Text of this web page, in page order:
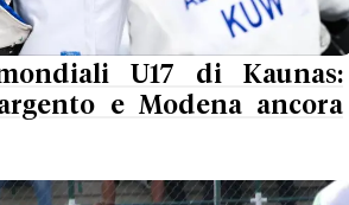
U17 di Kaunas:
e Modena ancora